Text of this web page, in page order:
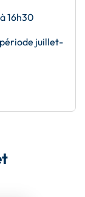
16h30
période juillet-